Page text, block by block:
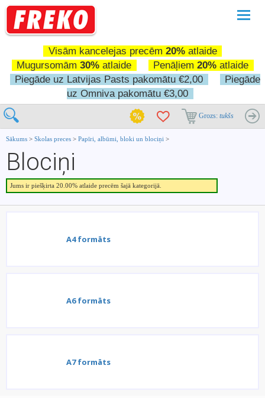
Visām kancelejas precēm 20%atlaide
Mugursomām 30% atlaide Penāļiem 20% atlaide
Piegāde uz Latvijas Pasts pakomātu €2,00
Piegāde
uz Omniva pakomātu €3,00
Grozs: tukšs
Sākums > Skolas preces > Papīri, albūmi, bloki un blociņi >
Blociņi
Jums ir piešķirta 20.00% atlaide precēm šajā kategorijā.
A4 formāts
A6 formāts
A7 formāts